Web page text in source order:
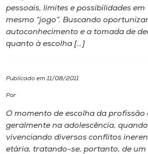
I.nova
Cultura
CPA
Biblioteca
pessoais, limites e possibilidades em
mesmo “jogo”. Buscando
autoconhecimento e a tomada de
quanto à escolha […]
Publicado em 11/08/2011
Por
O momento de escolha da profissão
geralmente na adolescência,
vivenciando diversos conflitos
etária, tratando-se, portanto, de um